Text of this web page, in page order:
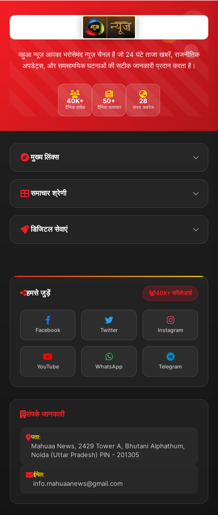
महुआ न्यूज़ आपका भरोसेमंद न्यूज़ चैनल है जो 24 घंटे ताजा खबरें, राजनीतिक
अपडेट्स, और समसामयिक घटनाओं की सटीक जानकारी प्रदान करता है।
40K+
दैनिक दर्शक
50+
दैनिक समाचार
28
राज्य कवरेज
मुख्य लिंक्स
Home Contact Us
Terms &
Conditions
Privacy Policy
समाचार श्रेणी
बिहार क्राइम
पॉलिटिकल झारखण्ड
डिजिटल सेवाएं
न्यूज़ अलर्ट
तत्काल अपडेट
सब्सक्राइब करें
हमसे जुड़ें 40K+ फॉलोअर्स
Facebook Twitter Instagram
YouTube WhatsApp Telegram
संपर्क जानकारी
पता:
Mahuaa News, 2429 Tower A, Bhutani Alphathum,
Noida (Uttar Pradesh) PIN - 201305
ईमेल:
info.mahuaanews@gmail.com